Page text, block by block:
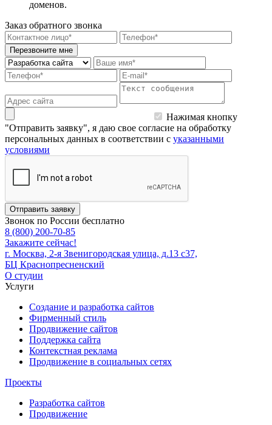
доменов.
Заказ обратного звонка
Перезвоните мне
Нажимая кнопку
"Отправить заявку", я даю свое согласие на обработку
персональных данных в соответствии с указанными
условиями
Отправить заявку
Звонок по России бесплатно
8 (800) 200-70-85
Закажите сейчас!
г. Москва, 2-я Звенигородская улица, д.13 с37,
БЦ Краснопресненский
О студии
Услуги
Создание и разработка сайтов
Фирменный стиль
Продвижение сайтов
Поддержка сайта
Контекстная реклама
Продвижение в социальных сетях
Проекты
Разработка сайтов
Продвижение